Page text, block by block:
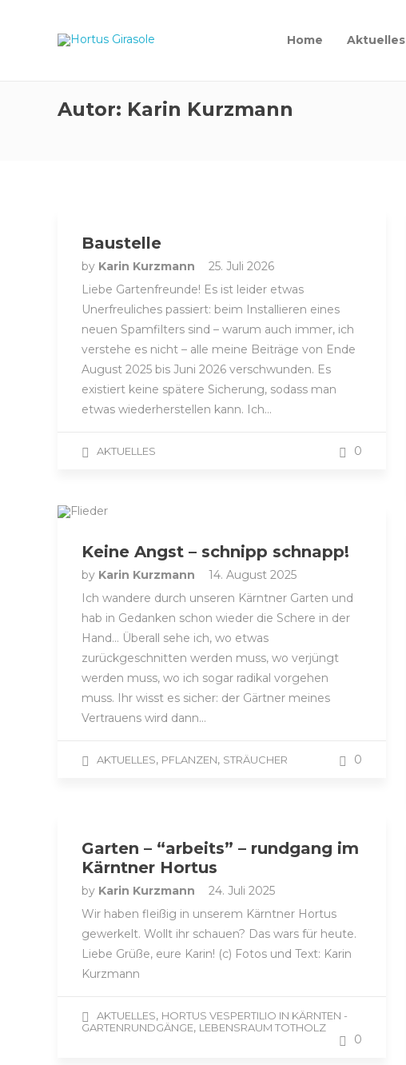
Home Aktuelles
Autor: Karin Kurzmann
Baustelle
by Karin Kurzmann
25. Juli 2026
Liebe Gartenfreunde! Es ist leider etwas
Unerfreuliches passiert: beim Installieren eines
neuen Spamfilters sind – warum auch immer, ich
verstehe es nicht – alle meine Beiträge von Ende
August 2025 bis Juni 2026 verschwunden. Es
existiert keine spätere Sicherung, sodass man
etwas wiederherstellen kann. Ich…
AKTUELLES 0
Keine Angst – schnipp schnapp!
by Karin Kurzmann
14. August 2025
Ich wandere durch unseren Kärntner Garten und
hab in Gedanken schon wieder die Schere in der
Hand… Überall sehe ich, wo etwas
zurückgeschnitten werden muss, wo verjüngt
werden muss, wo ich sogar radikal vorgehen
muss. Ihr wisst es sicher: der Gärtner meines
Vertrauens wird dann…
AKTUELLES, PFLANZEN, STRÄUCHER 0
Garten – “arbeits” – rundgang im
Kärntner Hortus
by Karin Kurzmann
24. Juli 2025
Wir haben fleißig in unserem Kärntner Hortus
gewerkelt. Wollt ihr schauen? Das wars für heute.
Liebe Grüße, eure Karin! (c) Fotos und Text: Karin
Kurzmann
AKTUELLES, HORTUS VESPERTILIO IN KÄRNTEN -
GARTENRUNDGÄNGE, LEBENSRAUM TOTHOLZ
0